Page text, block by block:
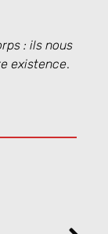
: ils nous
existence.